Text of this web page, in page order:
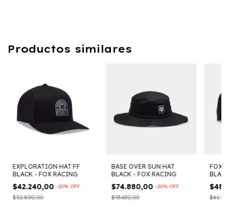
Productos similares
EXPLORATION HAT FF
BLACK - FOX RACING
$42.240,00-20% OFF
$52.800,00
BASE OVER SUN HAT
BLACK - FOX RACING
$74.880,00-20% OFF
$93.630,00
FOX